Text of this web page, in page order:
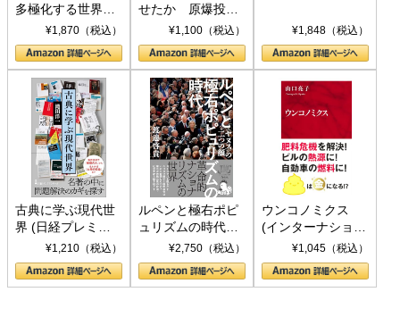
多極化する世界：
トランプとBRICS
の挑戦
¥1,870（税込）
せたか 原爆投
下、ソ連参戦、そ
して聖断 (PHP新
書)
¥1,100（税込） ¥1,848（税込）
古典に学ぶ現代世
界 (日経プレミア
シリーズ)¥1,210（税込）
ルペンと極右ポピ
ュリズムの時代：
〈ヤヌス〉の二つ
の顔
¥2,750（税込）
ウンコノミクス
(インターナショナ
ル新書)¥1,045（税込）